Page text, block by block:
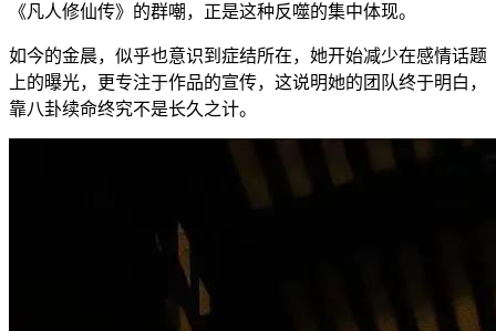
《凡人修仙传》的群嘲，正是这种反噬的集中体现。
如今的金晨，似乎也意识到症结所在，她开始减少在感情话题
上的曝光，更专注于作品的宣传，这说明她的团队终于明白，
靠八卦续命终究不是长久之计。